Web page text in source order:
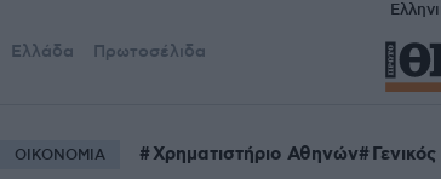
Ελλάδα Πρωτοσέλιδα
ΟΙΚΟΝΟΜΙΑ Χρηματιστήριο Αθηνών